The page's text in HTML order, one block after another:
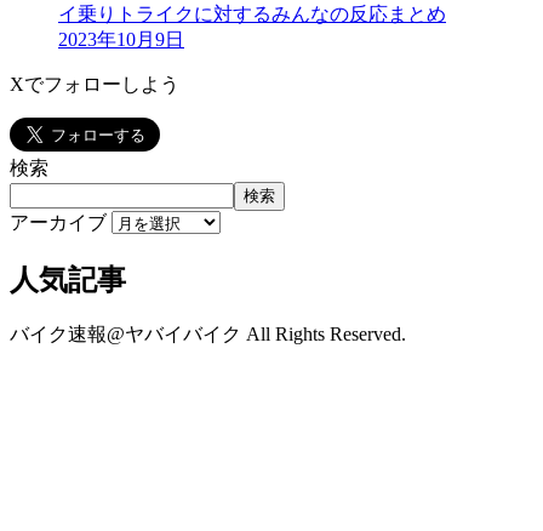
イ乗りトライクに対するみんなの反応まとめ
2023年10月9日
Xでフォローしよう
検索
検索
アーカイブ
人気記事
バイク速報@ヤバイバイク All Rights Reserved.